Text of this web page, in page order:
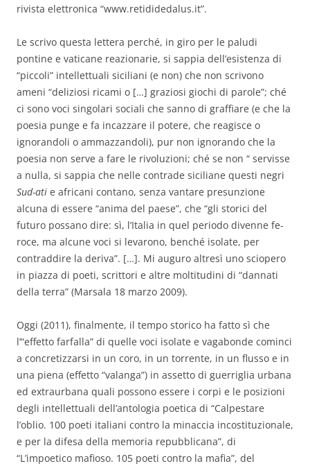
rivista elettronica “www.retididedalus.it”.
Le scrivo questa lettera perché, in giro per le paludi
pontine e vaticane reazionarie, si sappia dell’esistenza di
“piccoli” intellettuali siciliani (e non) che non scrivono
ameni “deliziosi ricami o […] graziosi giochi di parole”; ché
ci sono voci singolari sociali che sanno di graffiare (e che la
poesia punge e fa incazzare il potere, che reagisce o
ignorandoli o ammazzandoli), pur non ignorando che la
poesia non serve a fare le rivoluzioni; ché se non “ servisse
a nulla, si sappia che nelle contrade siciliane questi negri
Sud-ati e africani contano, senza vantare presunzione
alcuna di essere “anima del paese”, che “gli storici del
futuro possano dire: sì, l’Italia in quel periodo divenne fe­
roce, ma alcune voci si levarono, benché isolate, per
contraddire la deriva”. […]. Mi auguro altresì uno sciopero
in piazza di poeti, scrittori e altre moltitudini di “dannati
della terra” (Marsala 18 marzo 2009).
Oggi (2011), finalmente, il tempo storico ha fatto sì che
l’“effetto farfalla” di quelle voci isolate e vagabonde cominci
a concretizzarsi in un coro, in un torrente, in un flusso e in
una piena (effetto “valanga”) in assetto di guerriglia urbana
ed extraurbana quali possono essere i corpi e le posizioni
degli intellettuali dell’antologia poetica di “Calpestare
l’oblio. 100 poeti italiani contro la minaccia incostituzionale,
e per la difesa della memoria repubblicana”, di
“L’impoetico mafioso. 105 poeti contro la mafia”, del